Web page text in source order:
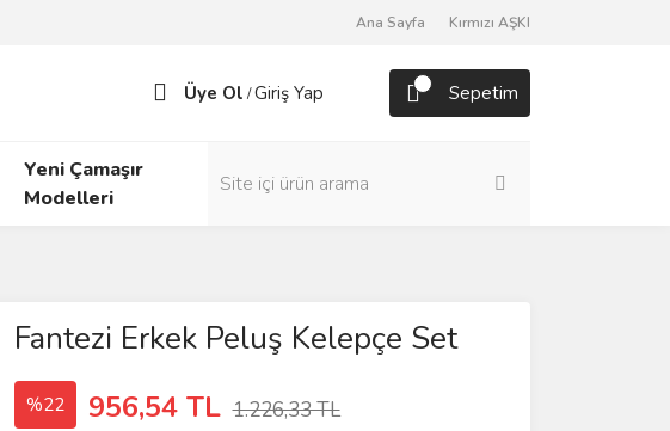
Ana Sayfa Kırmızı AŞKI
Üye Ol /Giriş Yap Sepetim
Yeni Çamaşır
Modelleri
Fantezi Erkek Peluş Kelepçe Set
%22 956,54 TL 1.226,33 TL